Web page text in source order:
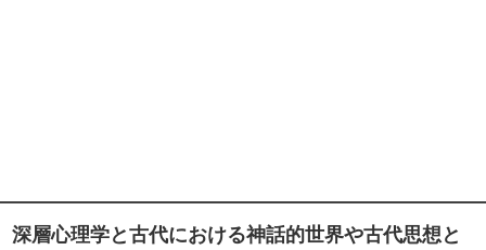
深層心理学と古代における神話的世界や古代思想と